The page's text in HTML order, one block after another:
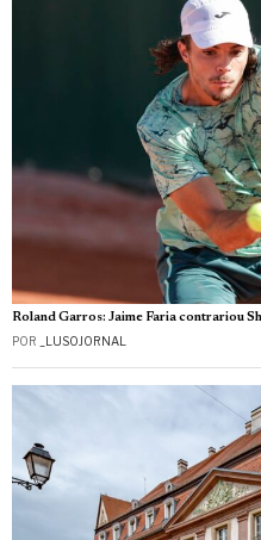
Roland Garros: Jaime Faria contrariou
POR _LUSOJORNAL